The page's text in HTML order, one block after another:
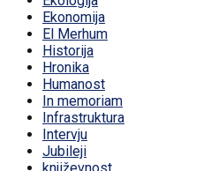
Ekonomija
El Merhum
Historija
Hronika
Humanost
In memoriam
Infrastruktura
Intervju
Jubileji
književnost